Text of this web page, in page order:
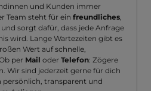
und Kunden immer
Team steht für ein freundliches,
und sorgt dafür, dass jede Anfrage
wird. Lange Wartezeiten gibt es
Wert auf schnelle,
per Mail oder Telefon: Zögere
Wir sind jederzeit gerne für dich
transparent und